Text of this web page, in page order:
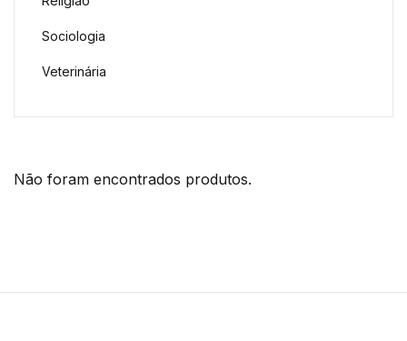
Não foram encontrados produtos.
Sociologia
Veterinária